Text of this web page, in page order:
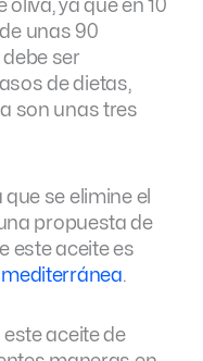
ya que en 10
unas 90
ser
de dietas,
son unas tres
se elimine el
propuesta de
este aceite es
mediterránea.
aceite de